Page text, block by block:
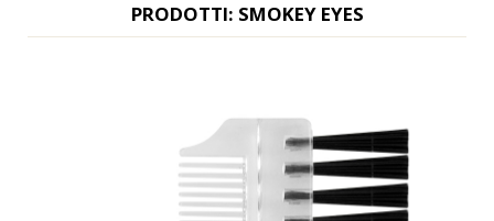
MEDIA
PRODOTTI: SMOKEY EYES